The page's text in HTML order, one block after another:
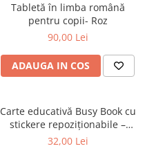
Tabletă în limba română
pentru copii- Roz
90,00 Lei
ADAUGA IN COS
Carte educativă Busy Book cu
stickere repoziționabile –
Asocieri de meserii
32,00 Lei